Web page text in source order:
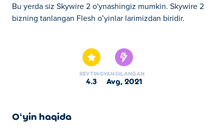
Bu yerda siz Skywire 2 o'ynashingiz mumkin. Skywire 2
bizning tanlangan Flesh oʻyinlar larimizdan biridir.
REYTING
4.3
YANGILANGAN
avg, 2021
Oʻyin haqida